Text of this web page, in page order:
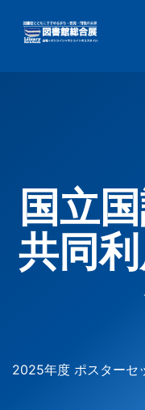
ー
用
メ
国立
共同
2025年度 ポスターセ